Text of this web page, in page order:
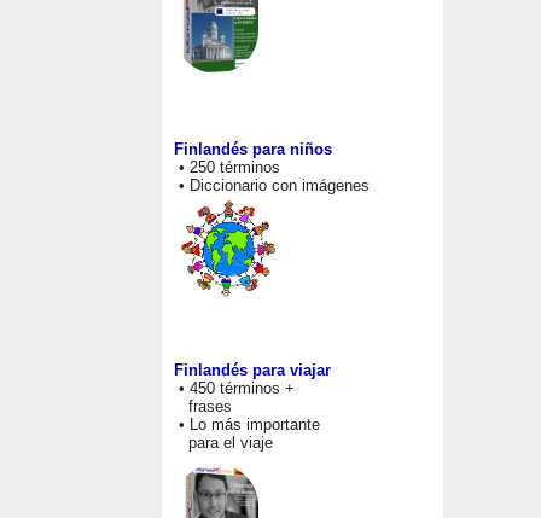
Finlandés para niños
• 250 términos
• Diccionario con imágenes
Finlandés para viajar
• 450 términos +
frases
• Lo más importante
para el viaje